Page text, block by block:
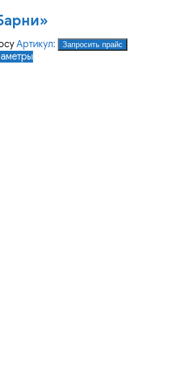
странице
Опции
можно
Артикул: Запросить прайс